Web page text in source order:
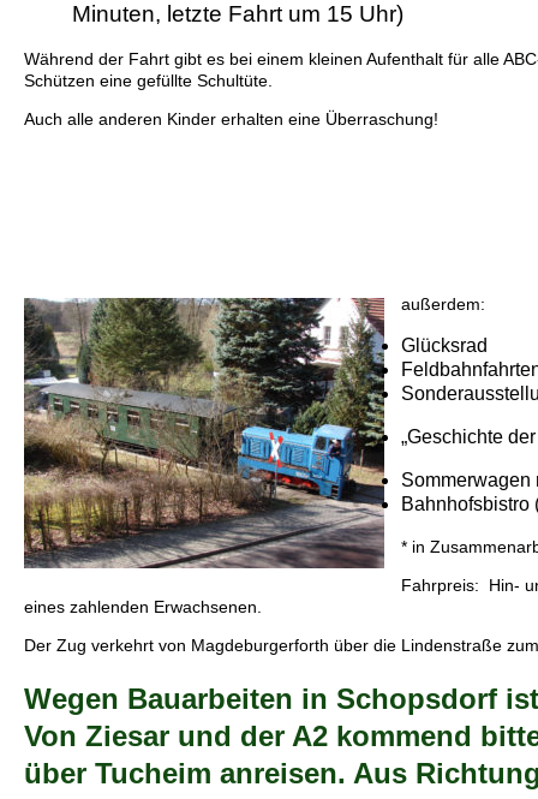
Minuten, letzte Fahrt um 15 Uhr)
Während der Fahrt gibt es bei einem kleinen Aufenthalt für alle
Schützen eine gefüllte Schultüte.
Auch alle anderen Kinder erhalten eine Überraschung!
außerdem:
Glücksrad
„Geschichte
Sommerwagen
Bahnhofsbistro
* in
Fahrpreis: Hin-
eines zahlenden Erwachsenen.
Der Zug verkehrt von Magdeburgerforth über die Lindenstraße
Wegen Bauarbeiten in Schopsdorf
Von Ziesar und der A2 kommend
über Tucheim anreisen. Aus